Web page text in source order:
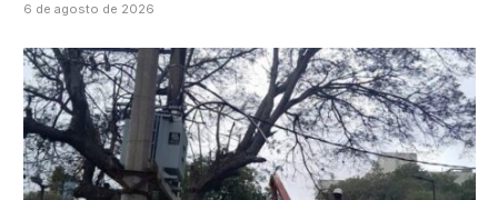
6 de agosto de 2026